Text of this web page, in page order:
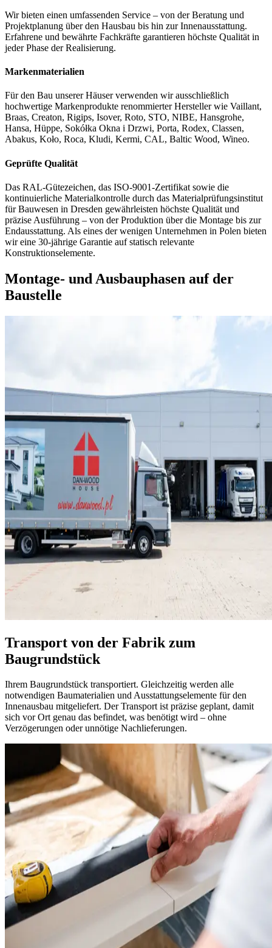
Wir bieten einen umfassenden Service – von der Beratung und
Projektplanung über den Hausbau bis hin zur Innenausstattung.
Erfahrene und bewährte Fachkräfte garantieren höchste Qualität in
jeder Phase der Realisierung.
Markenmaterialien
Für den Bau unserer Häuser verwenden wir ausschließlich
hochwertige Markenprodukte renommierter Hersteller wie Vaillant,
Braas, Creaton, Rigips, Isover, Roto, STO, NIBE, Hansgrohe,
Hansa, Hüppe, Sokółka Okna i Drzwi, Porta, Rodex, Classen,
Abakus, Koło, Roca, Kludi, Kermi, CAL, Baltic Wood, Wineo.
Geprüfte Qualität
Das RAL-Gütezeichen, das ISO-9001-Zertifikat sowie die
kontinuierliche Materialkontrolle durch das Materialprüfungsinstitut
für Bauwesen in Dresden gewährleisten höchste Qualität und
präzise Ausführung – von der Produktion über die Montage bis zur
Endausstattung. Als eines der wenigen Unternehmen in Polen bieten
wir eine 30-jährige Garantie auf statisch relevante
Konstruktionselemente.
Montage- und Ausbauphasen auf der
Baustelle
Transport von der Fabrik zum
Baugrundstück
Ihrem Baugrundstück transportiert. Gleichzeitig werden alle
notwendigen Baumaterialien und Ausstattungselemente für den
Innenausbau mitgeliefert. Der Transport ist präzise geplant, damit
sich vor Ort genau das befindet, was benötigt wird – ohne
Verzögerungen oder unnötige Nachlieferungen.